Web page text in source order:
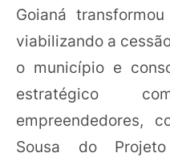
Goianá
viabilizando a
o município e
estratégico
empreendedores,
Sousa do